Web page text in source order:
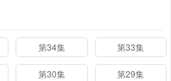
第34集 第33集
第30集 第29集